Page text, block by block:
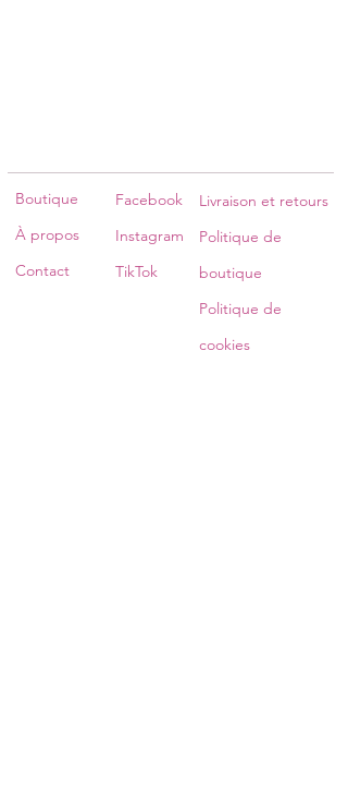
Boutique
À propos
Contact
Facebook
Instagram
TikTok
Livraison et retours
Politique de
boutique
Politique de
cookies